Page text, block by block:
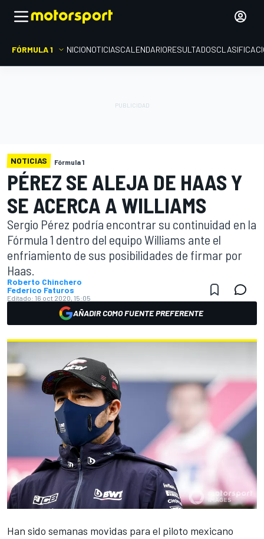
FÓRMULA 1 INICIONOTICIASCALENDARIORESULTADOS
NOTICIAS Fórmula 1
PÉREZ SE ALEJA DE HAAS Y
SE ACERCA A WILLIAMS
Sergio Pérez podría encontrar su continuidad en la
Fórmula 1 dentro del equipo Williams ante el
enfriamiento de sus posibilidades de firmar por
Haas.
Roberto Chinchero
Federico Faturos
Editado: 16 oct 2020, 15:05
AÑADIR COMO FUENTE PREFERENTE
Han sido semanas movidas para el piloto mexicano